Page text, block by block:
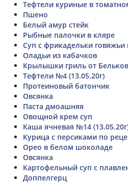
Тефтели куриные в
Пшено
Белый амур стейк
Рыбные палочки в кляре
Суп с фрикадельки говяжьи
Оладьи из кабачков
Крылышки гриль от
Тефтели №4 (13.05.20г)
Протеиновый батончик
Овсянка
Паста дмоашняя
Овощной крем суп
Каша ячневая №14
Курица с персиками по
Орео в белом шоколаде
Овсянка
Картофельный суп с
Доппелгерц